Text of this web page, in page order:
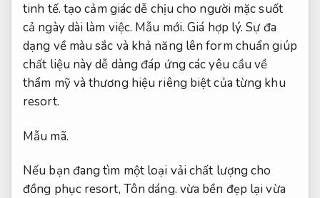
tinh tế. tạo cảm giác dễ chịu cho người mặc suốt
cả ngày dài làm việc. Mẫu mới. Giá hợp lý. Sự đa
dạng về màu sắc và khả năng lên form chuẩn giúp
chất liệu này dễ dàng đáp ứng các yêu cầu về
thẩm mỹ và thương hiệu riêng biệt của từng khu
resort.
Mẫu mã.
Nếu bạn đang tìm một loại vải chất lượng cho
đồng phục resort, Tôn dáng. vừa bền đẹp lại vừa